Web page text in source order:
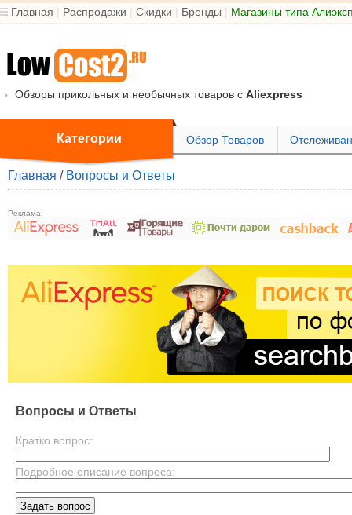
Главная | Распродажи | Скидки | Бренды | Магазины типа
Обзоры прикольных и необычных товаров с Aliexpress
Категории Обзор Товаров
Главная / Вопросы и Ответы
Реклама:
Вопросы и Ответы
Кратко вопрос:
Подробное описание вопроса: